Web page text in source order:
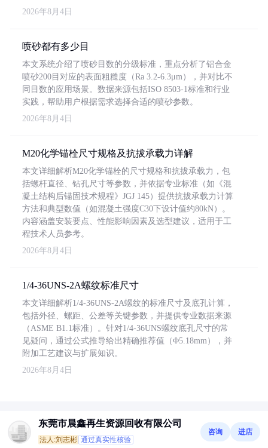
2026年8月4日
喷砂都有多少目
本文系统介绍了喷砂目数的分级标准，重点分析了铝合金
喷砂200目对应的表面粗糙度（Ra 3.2-6.3μm），并对比不
同目数的应用场景。数据来源包括ISO 8503-1标准和行业
实践，帮助用户根据需求选择合适的喷砂参数。
2026年8月4日
M20化学锚栓尺寸规格及抗拔承载力详解
本文详细解析M20化学锚栓的尺寸规格和抗拔承载力，包
括螺杆直径、钻孔尺寸等参数，并依据专业标准（如《混
凝土结构后锚固技术规程》JGJ 145）提供抗拔承载力计算
方法和典型数值（如混凝土强度C30下设计值约80kN）。
内容涵盖安装要点、性能影响因素及选型建议，适用于工
程技术人员参考。
2026年8月4日
1/4-36UNS-2A螺纹标准尺寸
本文详细解析1/4-36UNS-2A螺纹的标准尺寸及底孔计算，
包括外径、螺距、公差等关键参数，并提供专业数据来源
（ASME B1.1标准）。针对1/4-36UNS螺纹底孔尺寸的常
见疑问，通过公式推导给出精确推荐值（Φ5.18mm），并
附加工艺建议与扩展知识。
2026年8月4日
东莞市晨鑫再生资源回收有限公司
法人:刘志彬 通过真实性核验
咨询 进店